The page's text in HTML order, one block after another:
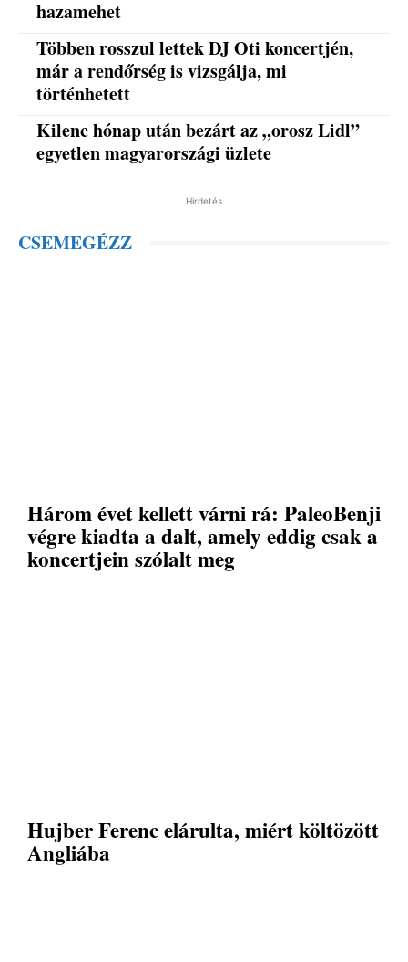
hazamehet
Többen rosszul lettek DJ Oti koncertjén,
már a rendőrség is vizsgálja, mi
történhetett
Kilenc hónap után bezárt az „orosz Lidl”
egyetlen magyarországi üzlete
Hirdetés
CSEMEGÉZZ
Három évet kellett várni rá: PaleoBenji
végre kiadta a dalt, amely eddig csak a
koncertjein szólalt meg
Hujber Ferenc elárulta, miért költözött
Angliába